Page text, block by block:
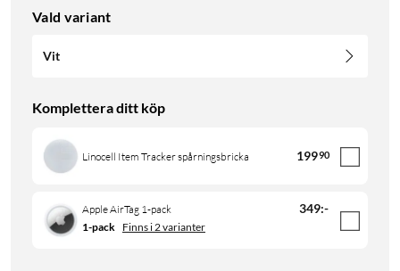
Vald variant
Vit
Komplettera ditt köp
Linocell Item Tracker spårningsbricka 19990
Apple AirTag 1-pack 349:-
1-pack Finns i 2 varianter